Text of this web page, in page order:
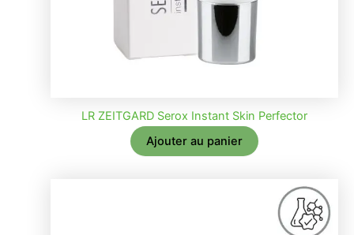
LR ZEITGARD Serox Instant Skin Perfector
Ajouter au panier